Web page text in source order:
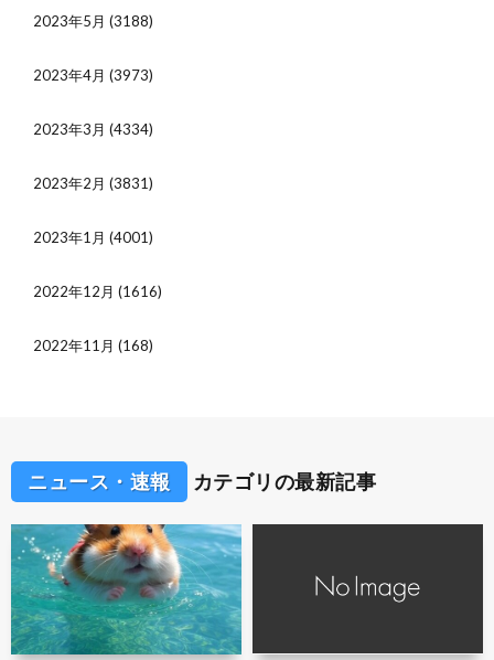
2023年5月 (3188)
2023年4月 (3973)
2023年3月 (4334)
2023年2月 (3831)
2023年1月 (4001)
2022年12月 (1616)
2022年11月 (168)
ニュース・速報 カテゴリの最新記事